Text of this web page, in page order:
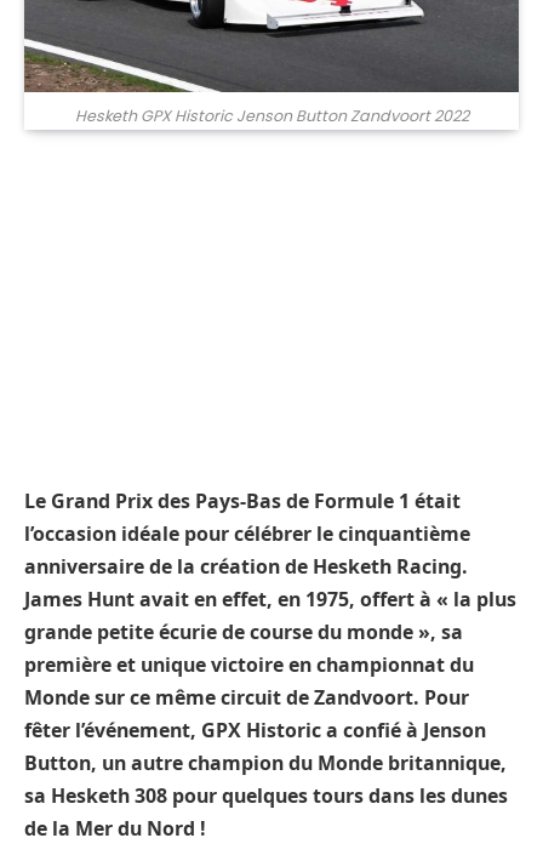
Hesketh GPX Historic Jenson Button Zandvoort 2022
Le Grand Prix des Pays-Bas de Formule 1 était
l’occasion idéale pour célébrer le cinquantième
anniversaire de la création de Hesketh Racing.
James Hunt avait en effet, en 1975, offert à « la plus
grande petite écurie de course du monde », sa
première et unique victoire en championnat du
Monde sur ce même circuit de Zandvoort. Pour
fêter l’événement, GPX Historic a confié à Jenson
Button, un autre champion du Monde britannique,
sa Hesketh 308 pour quelques tours dans les dunes
de la Mer du Nord !